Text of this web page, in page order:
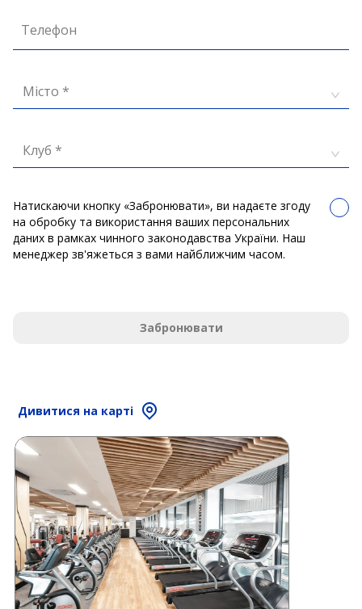
Телефон
Місто *
Клуб *
Натискаючи кнопку «Забронювати», ви надаєте згоду
на обробку та використання ваших персональних
даних в рамках чинного законодавства України. Наш
менеджер зв'яжеться з вами найближчим часом.
Забронювати
Дивитися на карті